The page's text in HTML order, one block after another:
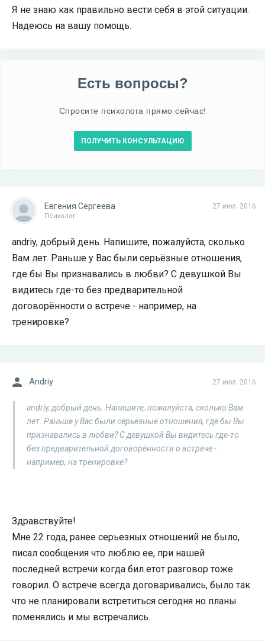
Я не знаю как правильно вести себя в этой ситуации.
Надеюсь на вашу помощь.
Есть вопросы?
Спросите психолога прямо сейчас!
ПОЛУЧИТЬ КОНСУЛЬТАЦИЮ
27 июл. 2016
Евгения Сергеева
Психолог
andriy, добрый день. Напишите, пожалуйста, сколько
Вам лет. Раньше у Вас были серьёзные отношения,
где бы Вы признавались в любви? С девушкой Вы
видитесь где-то без предварительной
договорённости о встрече - например, на
тренировке?
27 июл. 2016
Andriy
andriy, добрый день. Напишите, пожалуйста, сколько Вам
лет. Раньше у Вас были серьёзные отношения, где бы Вы
признавались в любви? С девушкой Вы видитесь где-то
без предварительной договорённости о встрече -
например, на тренировке?
Здравствуйте!
Мне 22 года, ранее серьезных отношений не было,
писал сообщения что люблю ее, при нашей
последней встречи когда бил етот разговор тоже
говорил. О встрече всегда договаривались, было так
что не планировали встретиться сегодня но планы
поменялись и мы встречались.